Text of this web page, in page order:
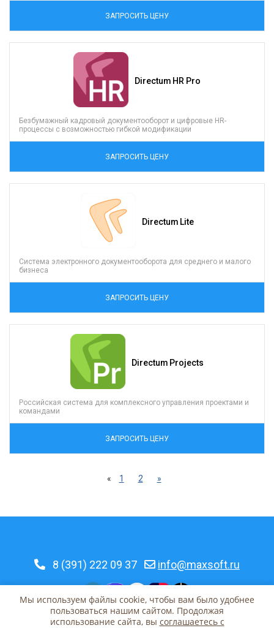
ЗАПРОСИТЬ ЦЕНУ
Directum HR Pro
Безбумажный кадровый документооборот и цифровые HR-
процессы с возможностью гибкой модификации
ЗАПРОСИТЬ ЦЕНУ
Directum Lite
Система электронного документооборота для среднего и малого
бизнеса
ЗАПРОСИТЬ ЦЕНУ
Directum Projects
Российская система для комплексного управления проектами и
командами
ЗАПРОСИТЬ ЦЕНУ
« 1 2 »
8 (391) 222 09 37 info@maxsoft.ru
© 2026 MaxSoft | Красноярск, Урицкого, 31
Мы используем файлы cookie, чтобы вам было удобнее
пользоваться нашим сайтом. Продолжая
использование сайта, вы соглашаетесь c